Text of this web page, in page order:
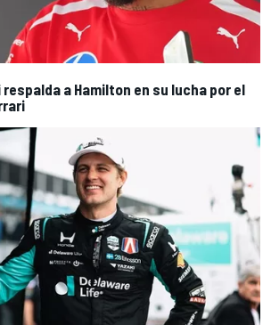
a Hamilton en su lucha por el